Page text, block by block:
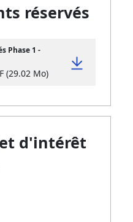
réservés
Phase 1 -
(29.02 Mo)
d'intérêt